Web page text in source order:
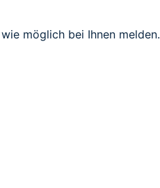
möglich bei Ihnen melden.